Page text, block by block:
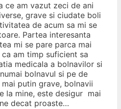
ce am vazut zeci de ani
grave si ciudate boli
de acum sa mi se
Partea interesanta
mi se pare parca mai
am timp suficient sa
medicala a bolnavilor si
bolnavul si pe de
putin grave, bolnavii
la mine, este desigur mai
decat proaste…